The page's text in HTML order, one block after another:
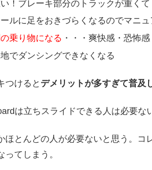
！ブレーキ部分のトラックが重く
ルに足をおきづらくなるのでマニ
乗り物になる ・・・爽快感・恐怖
でダンシングできなくなる
つけると デメリットが多すぎて普及
は立ちスライドできる人は必要な
ほとんどの人が必要ないと思う。
ってしまう。